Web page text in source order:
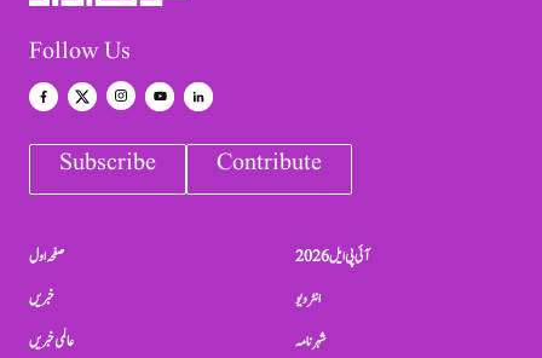
Follow Us
Subscribe Contribute
صفحہ اول
خبریں
عالمی خبریں
آئی پی ایل 2026
انٹرویو
شہرنامہ